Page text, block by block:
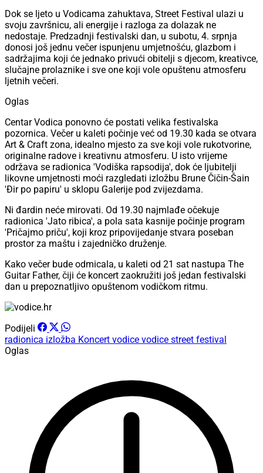
Dok se ljeto u Vodicama zahuktava, Street Festival ulazi u
svoju završnicu, ali energije i razloga za dolazak ne
nedostaje. Predzadnji festivalski dan, u subotu, 4. srpnja
donosi još jednu večer ispunjenu umjetnošću, glazbom i
sadržajima koji će jednako privući obitelji s djecom, kreativce,
slučajne prolaznike i sve one koji vole opuštenu atmosferu
ljetnih večeri.
Oglas
Centar Vodica ponovno će postati velika festivalska
pozornica. Večer u kaleti počinje već od 19.30 kada se otvara
Art & Craft zona, idealno mjesto za sve koji vole rukotvorine,
originalne radove i kreativnu atmosferu. U isto vrijeme
održava se radionica 'Vodiška rapsodija', dok će ljubitelji
likovne umjetnosti moći razgledati izložbu Brune Čičin-Šain
'Đir po papiru' u sklopu Galerije pod zvijezdama.
Ni đardin neće mirovati. Od 19.30 najmlađe očekuje
radionica 'Jato ribica', a pola sata kasnije počinje program
'Pričajmo priču', koji kroz pripovijedanje stvara poseban
prostor za maštu i zajedničko druženje.
Kako večer bude odmicala, u kaleti od 21 sat nastupa The
Guitar Father, čiji će koncert zaokružiti još jedan festivalski
dan u prepoznatljivo opuštenom vodičkom ritmu.
Podijeli
radionica izložba Koncert vodice vodice street festival
Oglas